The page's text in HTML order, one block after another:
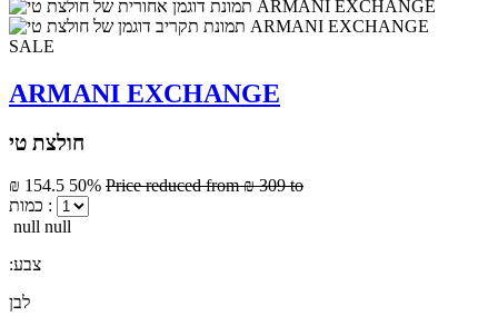
SALE
ARMANI EXCHANGE
חולצת טי
₪ 154.5 50% Price reduced from₪ 309 to
כמות :
null null
:צבע
לבן